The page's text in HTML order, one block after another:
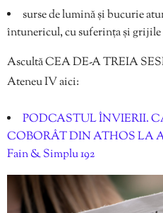
surse de lumină și bucurie
întunericul, cu suferința și
Ascultă CEA DE-A TREIA
Ateneu IV aici:
PODCASTUL ÎNVIERII.
COBORÂT DIN ATHOS LA
Fain & Simplu 192